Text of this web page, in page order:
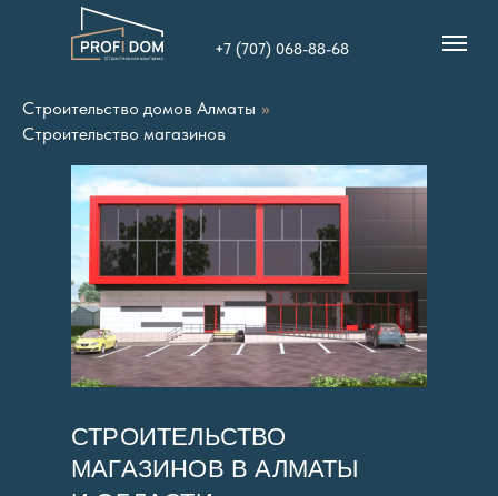
+7 (707) 068-88-68
Строительство домов Алматы »
Строительство магазинов
СТРОИТЕЛЬСТВО
МАГАЗИНОВ В АЛМАТЫ